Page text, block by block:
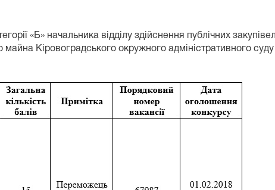
«Б» начальника відділу здійснення публічних
Кіровоградського окружного адміністративного суду